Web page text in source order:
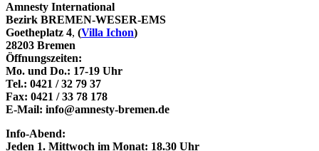
Amnesty International
Bezirk BREMEN-WESER-EMS
Goetheplatz 4, (Villa Ichon)
28203 Bremen
Öffnungszeiten:
Mo. und Do.: 17-19 Uhr
Tel.: 0421 / 32 79 37
Fax: 0421 / 33 78 178
E-Mail: info@amnesty-bremen.de
Info-Abend:
Jeden 1. Mittwoch im Monat: 18.30 Uhr